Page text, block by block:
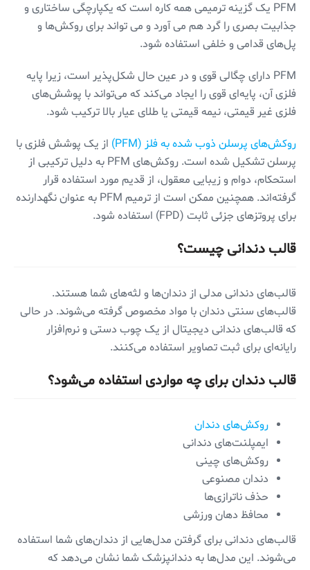
PFM یک گزینه ترمیمی همه کاره است که یکپارچگی ساختاری و
جذابیت بصری را گرد هم می آورد و می تواند برای روکش‌ها و
پل‌های قدامی و خلفی استفاده شود.
PFM دارای چگالی قوی و در عین حال شکل‌پذیر است، زیرا پایه
فلزی آن، پایه‌ای قوی را ایجاد می‌کند که می‌تواند با پوشش‌های
فلزی غیر قیمتی، نیمه قیمتی یا طلای عیار بالا ترکیب شود.
روکش‌های پرسلن ذوب شده به فلز (PFM)
از یک پوشش فلزی با
پرسلن تشکیل شده است. روکش‌های PFM به دلیل ترکیبی از
استحکام، دوام و زیبایی معقول، از قدیم مورد استفاده قرار
گرفته‌اند. همچنین ممکن است از ترمیم PFM به عنوان نگهدارنده
برای پروتزهای جزئی ثابت (FPD) استفاده شود.
قالب دندانی چیست؟
قالب‌های دندانی مدلی از دندان‌ها و لثه‌های شما هستند.
قالب‌های سنتی دندان با مواد مخصوص گرفته می‌شوند. در حالی
که قالب‌های دندانی دیجیتال از یک چوب دستی و نرم‌افزار
رایانه‌ای برای ثبت تصاویر استفاده می‌کنند.
قالب دندان برای چه مواردی استفاده می‌شود؟
روکش‌های دندان
ایمپلنت‌های دندانی
روکش‌های چینی
دندان مصنوعی
حذف ناترازی‌ها
محافظ دهان ورزشی
قالب‌های دندانی برای گرفتن مدل‌هایی از دندان‌های شما استفاده
می‌شوند. این مدل‌ها به دندانپزشک شما نشان می‌دهد که